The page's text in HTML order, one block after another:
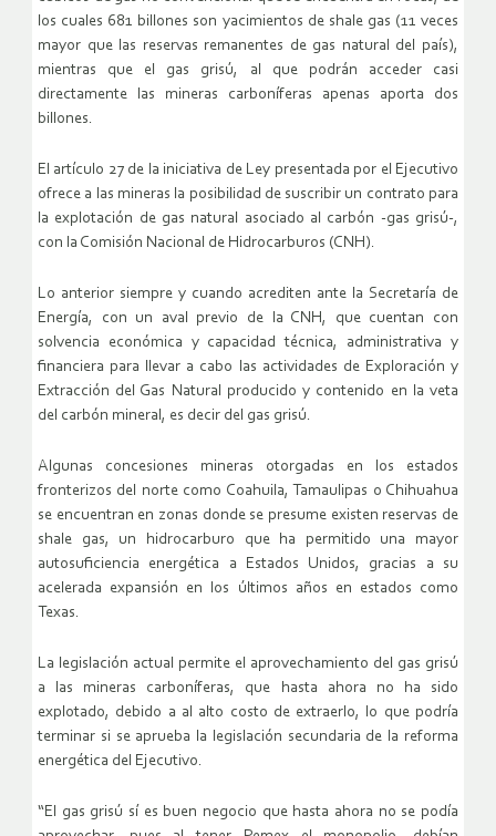
los cuales 681 billones son yacimientos de shale gas (11 veces
mayor que las reservas remanentes de gas natural del país),
mientras que el gas grisú, al que podrán acceder casi
directamente las mineras carboníferas apenas aporta dos
billones.
El artículo 27 de la iniciativa de Ley presentada por el Ejecutivo
ofrece a las mineras la posibilidad de suscribir un contrato para
la explotación de gas natural asociado al carbón -gas grisú-,
con la Comisión Nacional de Hidrocarburos (CNH).
Lo anterior siempre y cuando acrediten ante la Secretaría de
Energía, con un aval previo de la CNH, que cuentan con
solvencia económica y capacidad técnica, administrativa y
financiera para llevar a cabo las actividades de Exploración y
Extracción del Gas Natural producido y contenido en la veta
del carbón mineral, es decir del gas grisú.
Algunas concesiones mineras otorgadas en los estados
fronterizos del norte como Coahuila, Tamaulipas o Chihuahua
se encuentran en zonas donde se presume existen reservas de
shale gas, un hidrocarburo que ha permitido una mayor
autosuficiencia energética a Estados Unidos, gracias a su
acelerada expansión en los últimos años en estados como
Texas.
La legislación actual permite el aprovechamiento del gas grisú
a las mineras carboníferas, que hasta ahora no ha sido
explotado, debido a al alto costo de extraerlo, lo que podría
terminar si se aprueba la legislación secundaria de la reforma
energética del Ejecutivo.
“El gas grisú sí es buen negocio que hasta ahora no se podía